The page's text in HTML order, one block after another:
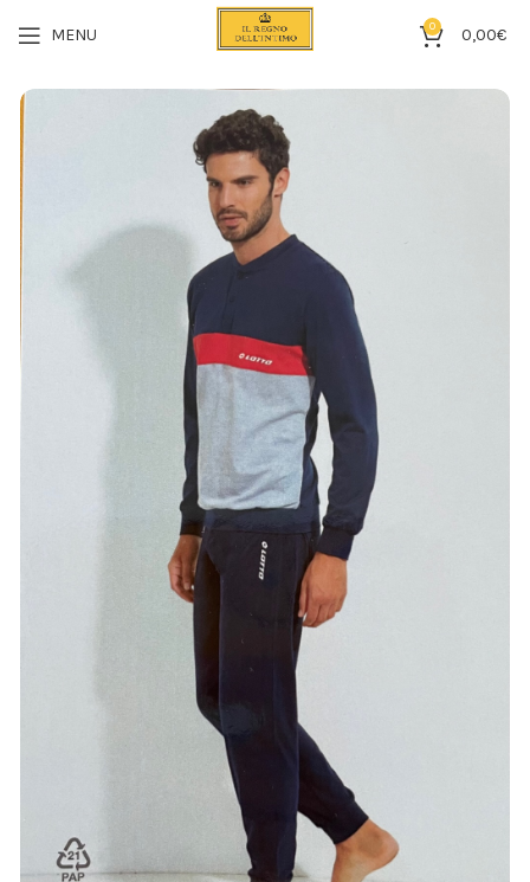
MENU 0 0,00€